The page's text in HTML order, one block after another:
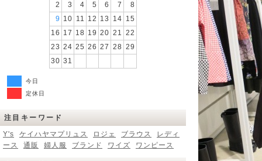
2
3 4 5 6 7
8
9 10 11 12 13 14 15
16 17 18 19 20 21 22
23 24 25 26 27 28 29
30 31
今日
定休日
注目キーワード
Y's
ケイハヤマプリュス ロジェ ブラウス
レディ
ース
通販 婦人服 ブランド ワイズ ワンピース